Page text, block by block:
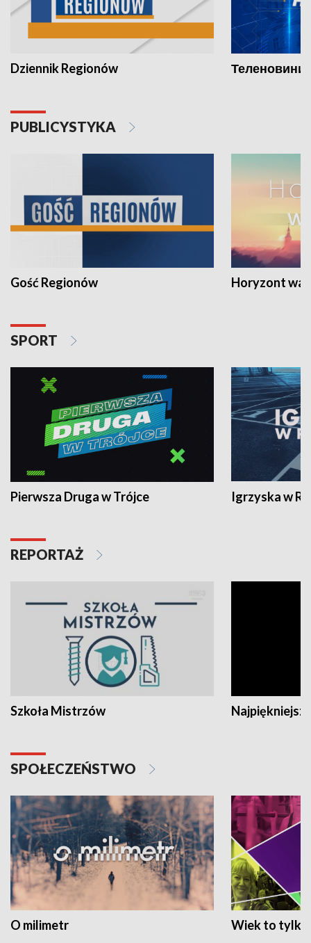
Dziennik Regionów Теленовини
PUBLICYSTYKA
Gość Regionów Horyzont
SPORT
Pierwsza Druga w Trójce Igrzyska w
REPORTAŻ
Szkoła Mistrzów
SPOŁECZEŃSTWO
O milimetr Wiek to tylko